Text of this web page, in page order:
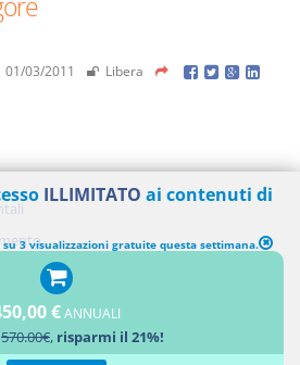
01/03/2011 Libera
ILLIMITATO ai contenuti di
su 3 visualizzazioni gratuite questa settimana.
€ANNUALI
570.00€, risparmi il 21%!